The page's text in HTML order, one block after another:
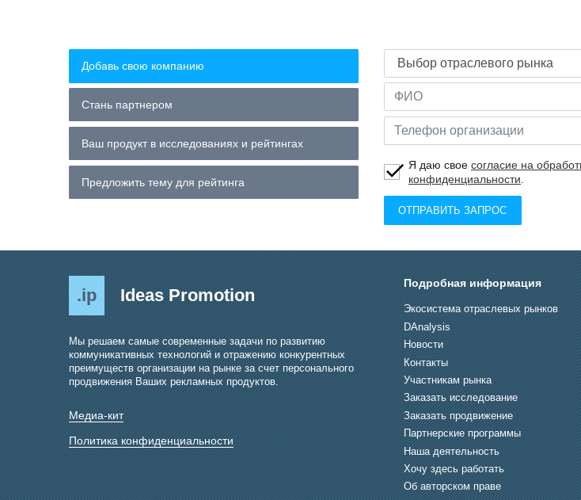
Добавь свою компанию
Стань партнером
Ваш продукт в исследованиях и рейтингах
Предложить тему для рейтинга
Я даю свое согласие на
конфиденциальности
ОТПРАВИТЬ ЗАПРОС
.ip Ideas Promotion
Мы решаем самые современные задачи по развитию
коммуникативных технологий и отражению конкурентных
преимуществ организации на рынке за счет персонального
продвижения Ваших рекламных продуктов.
Медиа-кит
Политика конфиденциальности
Подробная информация
Экосистема отраслевых рынков
DAnalysis
Новости
Контакты
Участникам рынка
Заказать исследование
Заказать продвижение
Партнерские программы
Наша деятельность
Хочу здесь работать
Об авторском праве